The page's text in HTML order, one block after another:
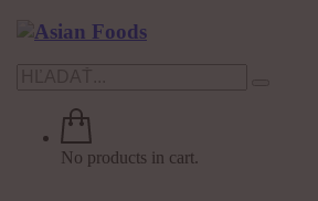
No products in cart.